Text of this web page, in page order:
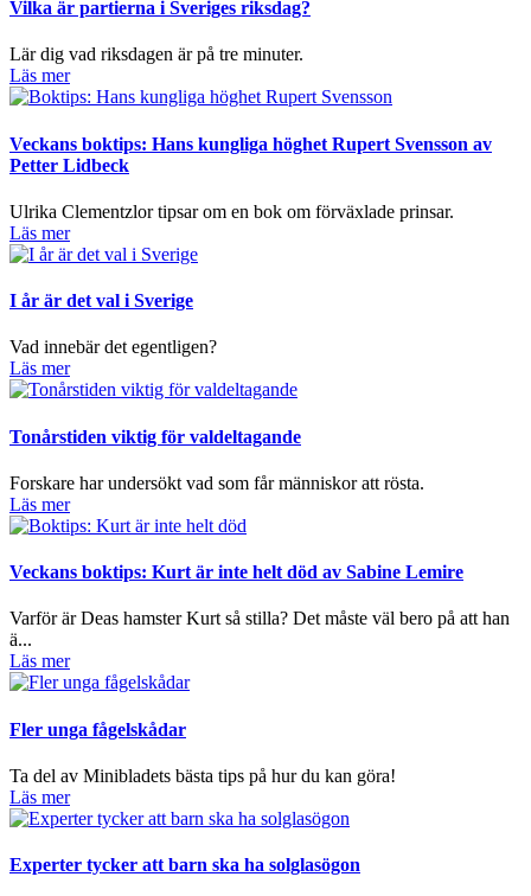
Vilka är partierna i Sveriges riksdag?
Lär dig vad riksdagen är på tre minuter.
Läs mer
Veckans boktips: Hans kungliga höghet Rupert Svensson av
Petter Lidbeck
Ulrika Clementzlor tipsar om en bok om förväxlade prinsar.
Läs mer
I år är det val i Sverige
Vad innebär det egentligen?
Läs mer
Tonårstiden viktig för valdeltagande
Forskare har undersökt vad som får människor att rösta.
Läs mer
Veckans boktips: Kurt är inte helt död av Sabine Lemire
Varför är Deas hamster Kurt så stilla? Det måste väl bero på att han
ä...
Läs mer
Fler unga fågelskådar
Ta del av Minibladets bästa tips på hur du kan göra!
Läs mer
Experter tycker att barn ska ha solglasögon